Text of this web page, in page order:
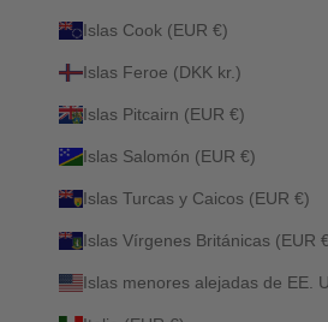
Islas Cook (EUR €)
Islas Feroe (DKK kr.)
Islas Pitcairn (EUR €)
Islas Salomón (EUR €)
Islas Turcas y Caicos (EUR €)
Islas Vírgenes Británicas (EUR
Islas menores alejadas de EE.